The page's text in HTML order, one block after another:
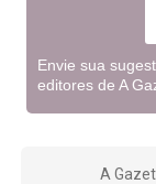
Envie sua
editores de A
A